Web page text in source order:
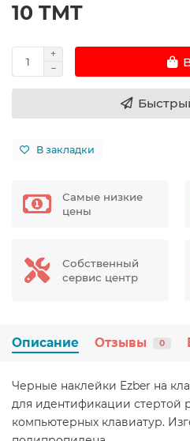
10 TMT
В закладки
Самые низкие
цены
Собственный
сервис центр
Описание Отзывы 0
Черные наклейки Ezber на
для идентификации стертой
компьютерных клавиатур.